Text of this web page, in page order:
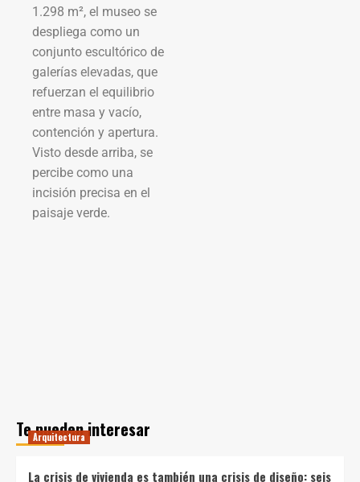
1.298 m², el museo se
despliega como un
conjunto escultórico de
galerías elevadas, que
refuerzan el equilibrio
entre masa y vacío,
contención y apertura.
Visto desde arriba, se
percibe como una
incisión precisa en el
paisaje verde.
Te pueden interesar
Arquitectura
La crisis de vivienda es también una crisis de diseño: seis